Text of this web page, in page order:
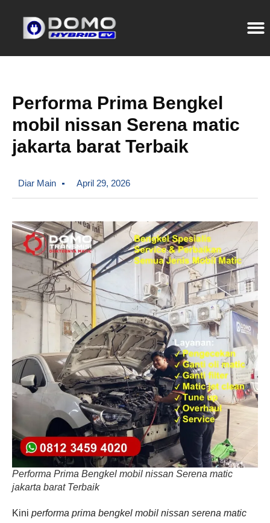
Performa Prima Bengkel
mobil nissan Serena matic
jakarta barat Terbaik
Diar Main April 29, 2026
Performa Prima Bengkel mobil nissan Serena matic
jakarta barat Terbaik
Kini performa prima bengkel mobil nissan serena matic